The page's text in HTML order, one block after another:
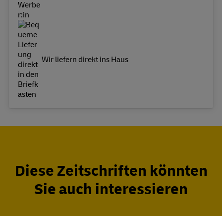
Wir liefern direkt ins Haus
Diese Zeitschriften könnten
Sie auch interessieren